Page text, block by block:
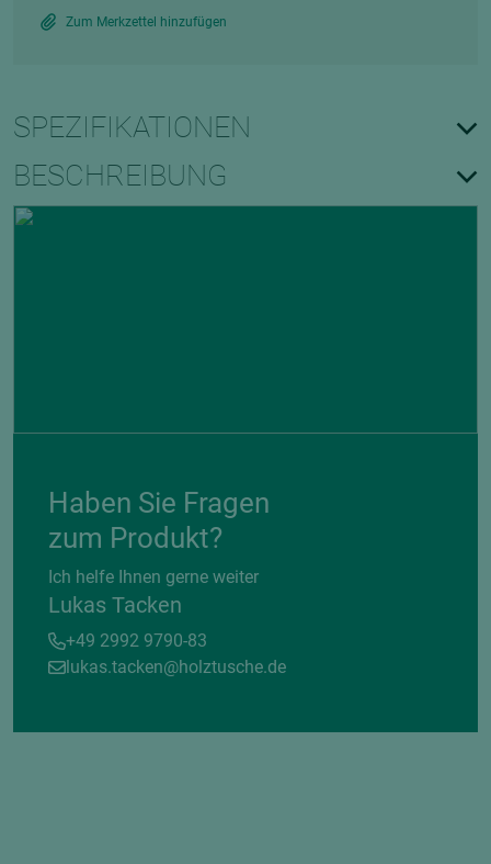
Zum Merkzettel hinzufügen
SPEZIFIKATIONEN
BESCHREIBUNG
Haben Sie Fragen
zum Produkt?
Ich helfe Ihnen gerne weiter
Lukas Tacken
+49 2992 9790-83
lukas.tacken@holztusche.de